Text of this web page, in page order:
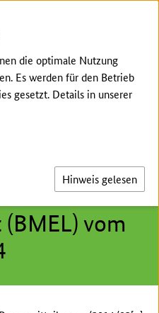
Menü
des
für
vom
die optimale Nutzung
Es werden für den Betrieb
gesetzt. Details in unserer
Hinweis gelesen